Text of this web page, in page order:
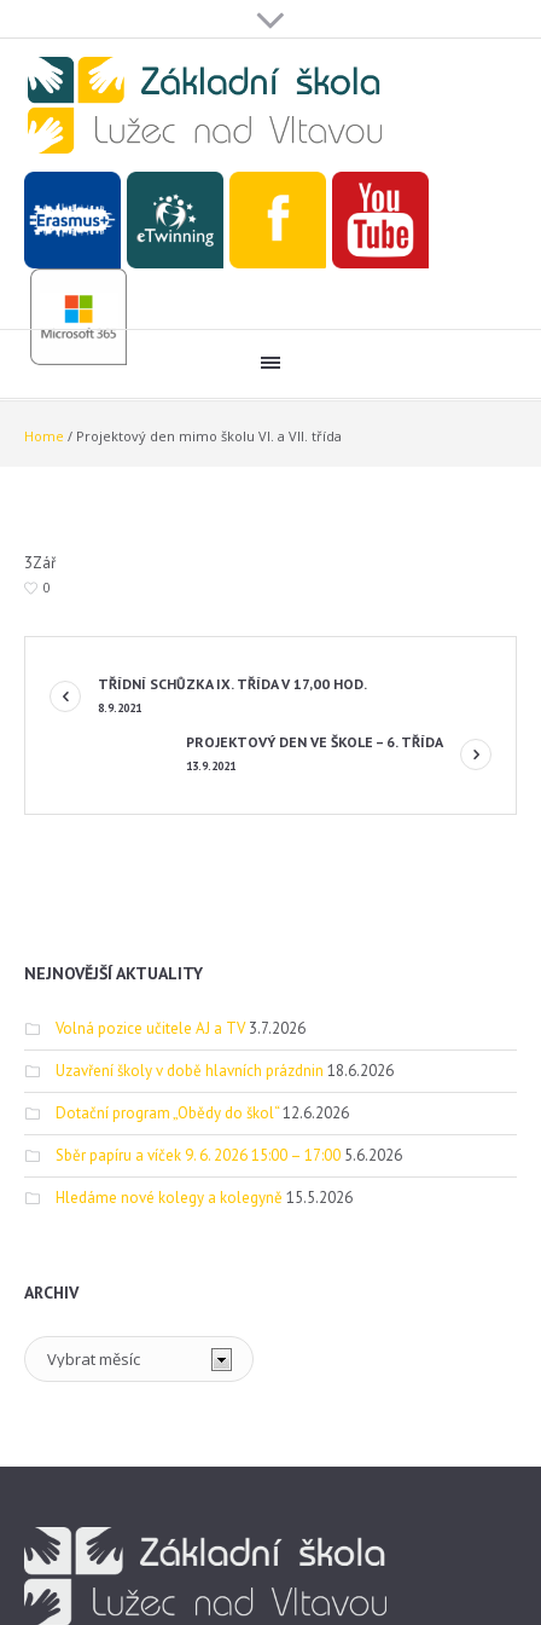
Home / Projektový den mimo školu VI. a VII. třída
3Zář
0
TŘÍDNÍ SCHŮZKA IX. TŘÍDA V 17,00 HOD.
8.9.2021
PROJEKTOVÝ DEN VE ŠKOLE – 6. TŘÍDA
13.9.2021
NEJNOVĚJŠÍ AKTUALITY
Volná pozice učitele AJ a TV 3.7.2026
Uzavření školy v době hlavních prázdnin 18.6.2026
Dotační program „Obědy do škol“12.6.2026
Sběr papíru a víček 9. 6. 2026 15:00 – 17:00 5.6.2026
Hledáme nové kolegy a kolegyně 15.5.2026
ARCHIV
Archiv